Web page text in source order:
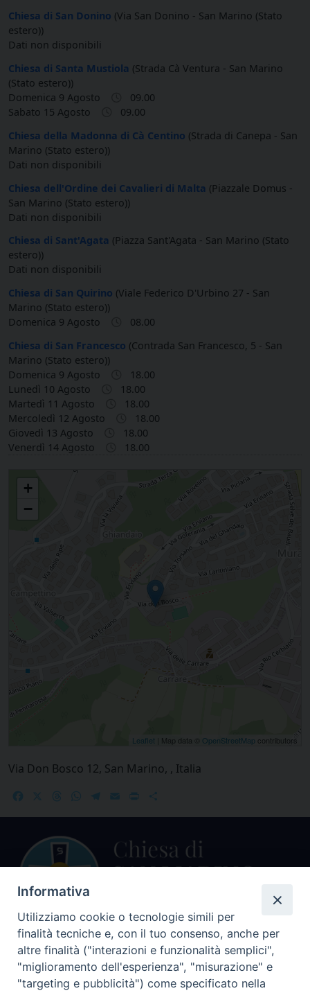
Chiesa di San Donino (Via San Donino - San Marino (Stato
estero))
Dati non disponibili
Chiesa di Santa Mustiola (Strada Cà Ventura - San Marino
(Stato estero))
Domenica 9 Agosto
09.00
Sabato 15 Agosto
09.00
Chiesa della Madonna di Cà Centino (Strada di Canepa - San
Marino (Stato estero))
Dati non disponibili
Chiesa dell'Ordine dei Cavalieri di Malta (Piazzale Domus -
San Marino (Stato estero))
Dati non disponibili
Chiesa di Sant'Agata (Piazza Sant'Agata - San Marino (Stato
estero))
Dati non disponibili
Chiesa di San Quirino (Viale Federico D'Urbino 27 - San
Marino (Stato estero))
Domenica 9 Agosto
08.00
Chiesa di San Francesco (Contrada San Francesco, 5 - San
Marino (Stato estero))
Domenica 9 Agosto
18.00
Lunedì 10 Agosto
18.00
Martedì 11 Agosto
18.00
Mercoledì 12 Agosto
18.00
Giovedì 13 Agosto
18.00
Venerdì 14 Agosto
18.00
Santi Pietro Apostolo, Marino e Leone in San Marino Città (RSM)
+
−
Leaflet | Map data © OpenStreetMap contributors
Via Don Bosco 12, San Marino, , Italia
FacebookThreadsWhatsApp
Telegram
EmailPrint
Centralino Curia Vescovile
0541 913711
Informativa
Utilizziamo cookie o tecnologie simili per
finalità tecniche e, con il tuo consenso, anche per
altre finalità ("interazioni e funzionalità semplici",
"miglioramento dell'esperienza", "misurazione" e
"targeting e pubblicità") come specificato nella